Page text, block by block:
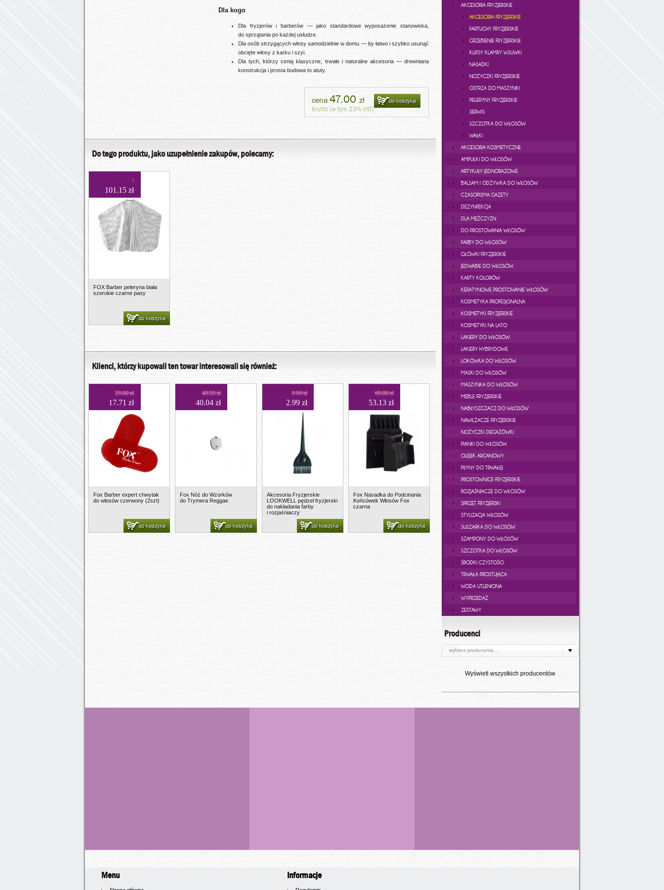
Dla kogo
Dla fryzjerów i barberów — jako standardowe wyposażenie stanowiska,
do sprzątania po każdej usłudze.
Dla osób strzygących włosy samodzielnie w domu — by łatwo i szybko usunąć
obcięte włosy z karku i szyi.
Dla tych, którzy cenią klasyczne, trwałe i naturalne akcesoria — drewniana
konstrukcja i prosta budowa to atuty.
cena47.00 zł
brutto (w tym 23% VAT)
do koszyka
Do tego produktu, jako uzupełnienie zakupów, polecamy:
101.15 zł
FOX Barber peleryna biała
szerokie czarne pasy
do koszyka
Klienci, którzy kupowali ten towar interesowali się również:
23.00 zł
17.71 zł
Fox Barber expert chwytak
do włosów czerwony (2szt)
do koszyka
49.25 zł
40.04 zł
Fox Nóż do Wzorków
do Trymera Reggae
do koszyka
3.90 zł
2.99 zł
Akcesoria Fryzjerskie
LOOKWELL pędzel fryzjerski
do nakładania farby
i rozjaśniaczy
do koszyka
69.00 zł
53.13 zł
Fox Nasadka do Podcinania
Końcówek Włosów Fox
czarna
do koszyka
AKCESORIA FRYZJERSKIE
AKCESORIA FRYZJERSKIE
FARTUCHY FRYZJERSKIE
GRZEBIENIE FRYZJERSKIE
KLIPSY KLAMRY WSUWKI
NASADKI
NOŻYCZKI FRYZJERSKIE
OSTRZA DO MASZYNKI
PELERYNY FRYZJERSKIE
SERWIS
SZCZOTKA DO WŁOSÓW
WAŁKI
AKCESORIA KOSMETYCZNE
AMPUŁKI DO WŁOSÓW
ARTYKUŁY JEDNORAZOWE
BALSAM I ODŻYWKA DO WŁOSÓW
CZASOPISMA GAZETY
DEZYNFEKCJA
DLA MĘŻCZYZN
DO PROSTOWANIA WŁOSÓW
FARBY DO WŁOSÓW
GŁÓWKI FRYZJERSKIE
JEDWABIE DO WŁOSÓW
KARTY KOLORÓW
KERATYNOWE PROSTOWANIE WŁOSÓW
KOSMETYKA PROFESJONALNA
KOSMETYKI FRYZJERSKIE
KOSMETYKI NA LATO
LAKIERY DO WŁOSÓW
LAKIERY HYBRYDOWE
LOKÓWKA DO WŁOSÓW
MASKI DO WŁOSÓW
MASZYNKA DO WŁOSÓW
MEBLE FRYZJERSKIE
NABŁYSZCZACZ DO WŁOSÓW
NAWILŻACZE FRYZJERSKIE
NOŻYCZKI DEGAŻÓWKI
PIANKI DO WŁOSÓW
OLEJEK ARGANOWY
PŁYNY DO TRWAŁEJ
PROSTOWNICE FRYZJERSKIE
ROZJAŚNIACZE DO WŁOSÓW
SPRZĘT FRYZJERSKI
STYLIZACJA WŁOSÓW
SUSZARKA DO WŁOSÓW
SZAMPONY DO WŁOSÓW
SZCZOTKA DO WŁOSÓW
ŚRODKI CZYSTOŚCI
TRWAŁA PROSTUJĄCA
WODA UTLENIONA
WYPRZEDAŻ
ZESTAWY
Producenci
wybierz producenta ...
Wyświetl wszystkich producentów
Menu Informacje